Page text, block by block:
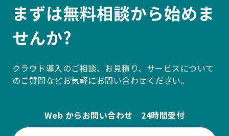
まずは無料相談から始めま
せんか?
クラウド導入のご相談、お見積り、サービスについて
のご質問などお気軽にお問い合わせください。
Web からお問い合わせ 24時間受付